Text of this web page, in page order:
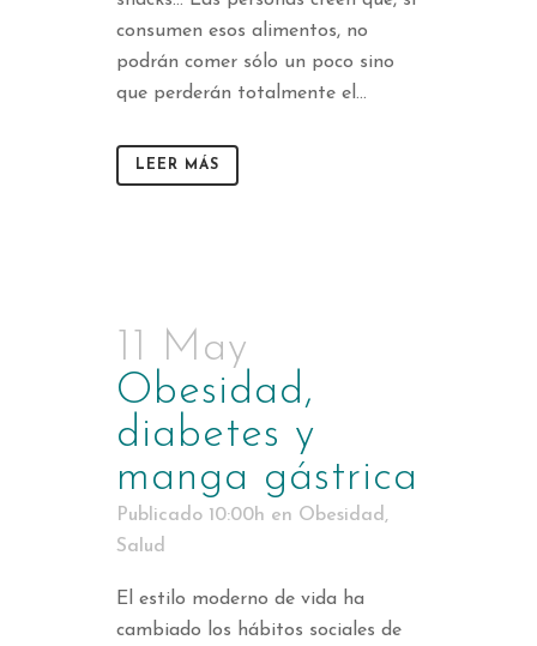
consumen esos alimentos, no
podrán comer sólo un poco sino
que perderán totalmente el...
LEER MÁS
11 May
Obesidad,
diabetes y
manga gástrica
Publicado 10:00h en Obesidad ,
Salud
El estilo moderno de vida ha
cambiado los hábitos sociales de